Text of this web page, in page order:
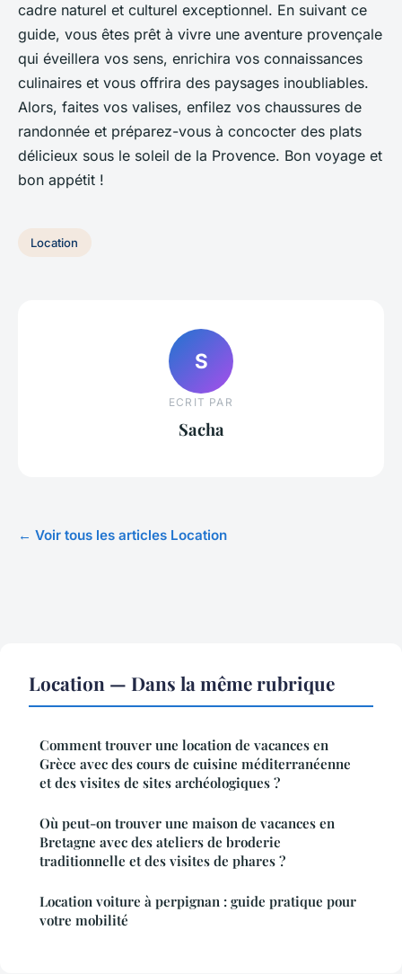
cadre naturel et culturel exceptionnel. En suivant ce
guide, vous êtes prêt à vivre une aventure provençale
qui éveillera vos sens, enrichira vos connaissances
culinaires et vous offrira des paysages inoubliables.
Alors, faites vos valises, enfilez vos chaussures de
randonnée et préparez-vous à concocter des plats
délicieux sous le soleil de la Provence. Bon voyage et
bon appétit !
Location
S
ECRIT PAR
Sacha
← Voir tous les articles Location
Location — Dans la même rubrique
Comment trouver une location de vacances en
Grèce avec des cours de cuisine méditerranéenne
et des visites de sites archéologiques ?
Où peut-on trouver une maison de vacances en
Bretagne avec des ateliers de broderie
traditionnelle et des visites de phares ?
Location voiture à perpignan : guide pratique pour
votre mobilité